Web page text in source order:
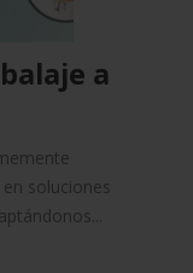
a
soluciones